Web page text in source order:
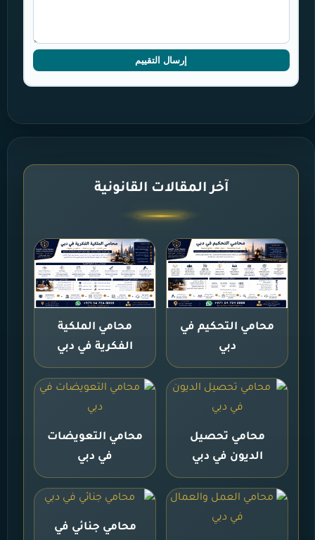
إرسال التقييم
آخر المقالات القانونية
محامي التحكيم في
دبي
محامي الملكية
الفكرية في دبي
محامي تحصيل
الديون في دبي
محامي التعويضات
في دبي
محامي جنائي في